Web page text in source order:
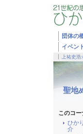
団体の
イベン
上祐史
聖地
このコ
ひか
介